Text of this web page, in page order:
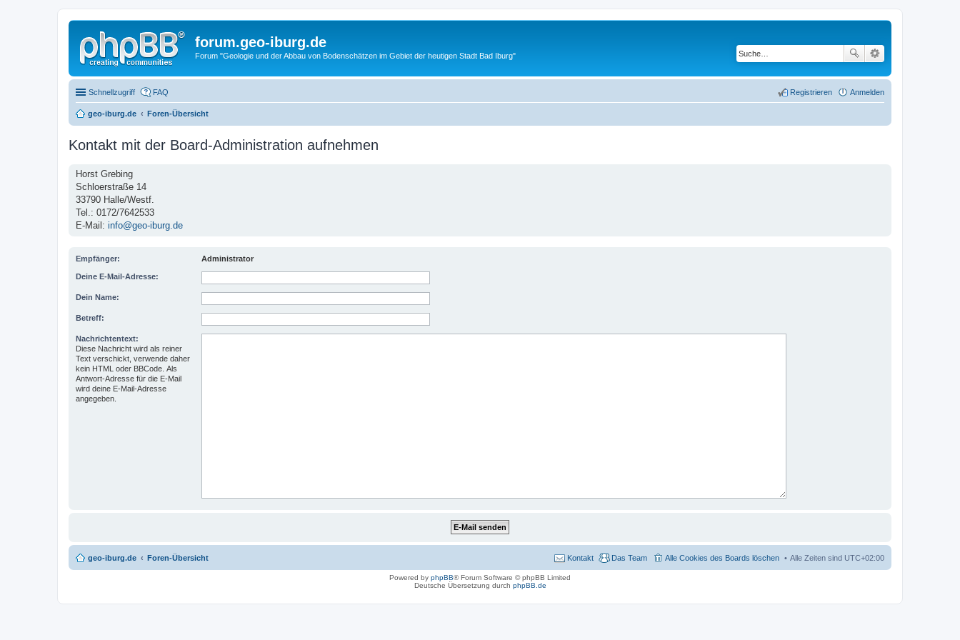
forum.geo-iburg.de
Forum "Geologie und der Abbau von Bodenschätzen im Gebiet der heutigen Stadt Bad Iburg"
Schnellzugriff FAQ Anmelden
Registrieren
geo-iburg.de Foren-Übersicht
Kontakt mit der Board-Administration aufnehmen
Horst Grebing
Schloerstraße 14
33790 Halle/Westf.
Tel.: 0172/7642533
E-Mail: info@geo-iburg.de
Empfänger: Administrator
Deine E-Mail-Adresse:
Dein Name:
Betreff:
Nachrichtentext:
Diese Nachricht wird als reiner
Text verschickt, verwende daher
kein HTML oder BBCode. Als
Antwort-Adresse für die E-Mail
wird deine E-Mail-Adresse
angegeben.
geo-iburg.de Foren-Übersicht Alle Zeiten sind UTC+02:00
Alle Cookies des Boards löschen
Das Team
Kontakt
Powered by phpBB® Forum Software © phpBB Limited
Deutsche Übersetzung durch phpBB.de